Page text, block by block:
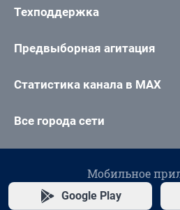
Техподдержка
Предвыборная агитация
Статистика канала в MAX
Все города сети
Мобильное
Google Play